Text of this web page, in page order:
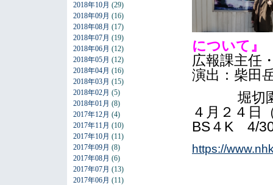
2018年10月 (29)
2018年09月 (16)
2018年08月 (17)
2018年07月 (19)
2018年06月 (12)
2018年05月 (12)
2018年04月 (16)
2018年03月 (15)
2018年02月 (5)
2018年01月 (8)
2017年12月 (4)
2017年11月 (10)
2017年10月 (11)
2017年09月 (8)
2017年08月 (6)
2017年07月 (13)
2017年06月 (11)
について』
広報課主任
演出：柴田
堀切園
４月２４日
BS４K 4/30
https://